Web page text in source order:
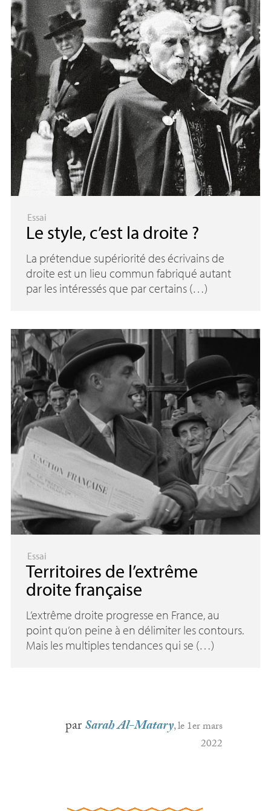
Essai
Le style, c’est la droite ?
La prétendue supériorité des écrivains de
droite est un lieu commun fabriqué autant
par les intéressés que par certains (…)
Essai
Territoires de l’extrême
droite française
L’extrême droite progresse en France, au
point qu’on peine à en délimiter les contours.
Mais les multiples tendances qui se (…)
parSarah Al-Matary, le 1er mars
2022